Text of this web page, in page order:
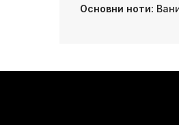
Основни ноти: